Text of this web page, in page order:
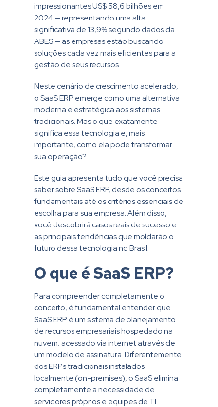
impressionantes US$ 58,6 bilhões em
2024 — representando uma alta
significativa de 13,9% segundo dados da
ABES — as empresas estão buscando
soluções cada vez mais eficientes para a
gestão de seus recursos.
Neste cenário de crescimento acelerado,
o SaaS ERP emerge como uma alternativa
moderna e estratégica aos sistemas
tradicionais. Mas o que exatamente
significa essa tecnologia e, mais
importante, como ela pode transformar
sua operação?
Este guia apresenta tudo que você precisa
saber sobre SaaS ERP, desde os conceitos
fundamentais até os critérios essenciais de
escolha para sua empresa. Além disso,
você descobrirá casos reais de sucesso e
as principais tendências que moldarão o
futuro dessa tecnologia no Brasil.
O que é SaaS ERP?
Para compreender completamente o
conceito, é fundamental entender que
SaaS ERP é um sistema de planejamento
de recursos empresariais hospedado na
nuvem, acessado via internet através de
um modelo de assinatura. Diferentemente
dos ERPs tradicionais instalados
localmente (on-premises), o SaaS elimina
completamente a necessidade de
servidores próprios e equipes de TI